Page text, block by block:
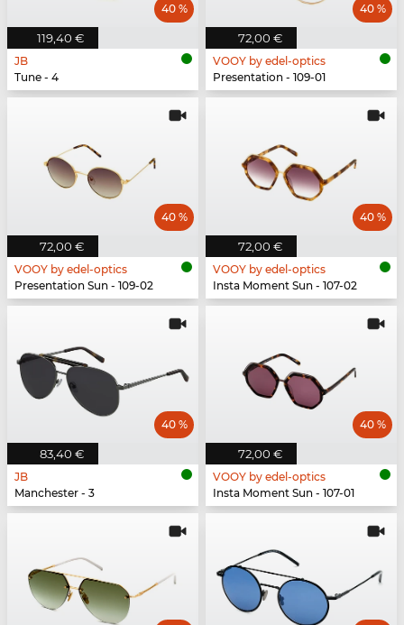
119,40 €
40 %
JB
Tune - 4
72,00 €
40 %
VOOY by edel-optics
Presentation - 109-01
72,00 €
40 %
VOOY by edel-optics
Presentation Sun - 109-02
72,00 €
40 %
VOOY by edel-optics
Insta Moment Sun - 107-02
83,40 €
40 %
JB
Manchester - 3
72,00 €
40 %
VOOY by edel-optics
Insta Moment Sun - 107-01